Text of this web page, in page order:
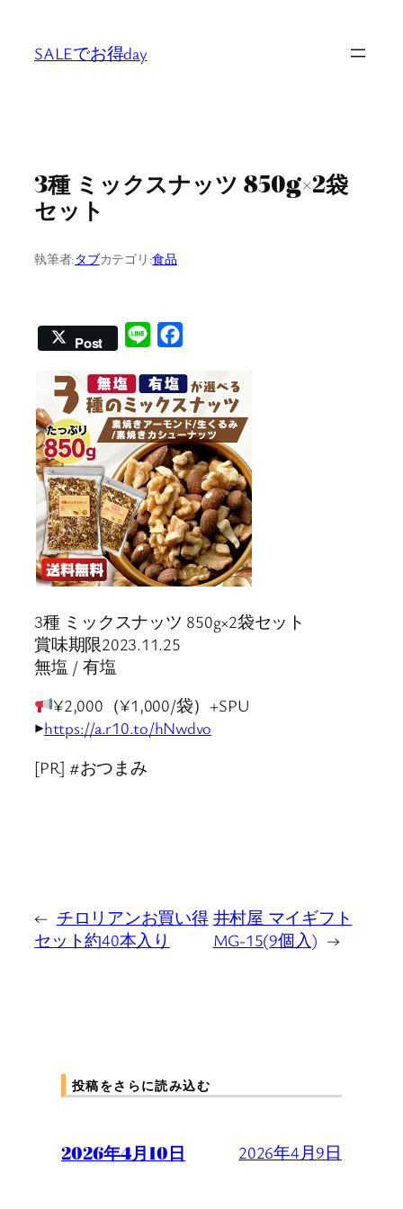
SALEでお得day
3種 ミックスナッツ 850g×2袋
セット
執筆者:タブカテゴリ:食品
Post Line
3種 ミックスナッツ 850g×2袋セット
賞味期限2023.11.25
無塩 / 有塩
¥2,000（¥1,000/袋）+SPU
▶https://a.r10.to/hNwdvo
[PR] #おつまみ
← チロリアンお買い得
セット約40本入り
井村屋 マイギフト
MG-15(9個入) →
投稿をさらに読み込む
2026年4月10日 2026年4月9日